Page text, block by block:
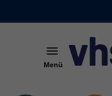
Menü